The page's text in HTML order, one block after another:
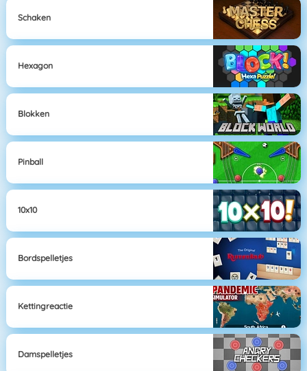
Schaken
Hexagon
Blokken
Pinball
10x10
Bordspelletjes
Kettingreactie
Damspelletjes